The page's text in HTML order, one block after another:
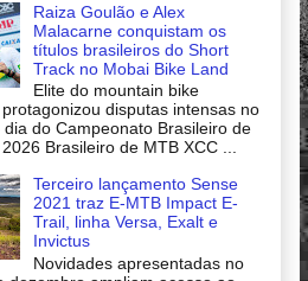
Raiza Goulão e Alex
Malacarne conquistam os
títulos brasileiros do Short
Track no Mobai Bike Land
Elite do mountain bike
disputas intensas no
dia do Campeonato Brasileiro de
Brasileiro de MTB XCC ...
Terceiro lançamento Sense
2021 traz E-MTB Impact E-
Trail, linha Versa, Exalt e
Invictus
Novidades apresentadas no